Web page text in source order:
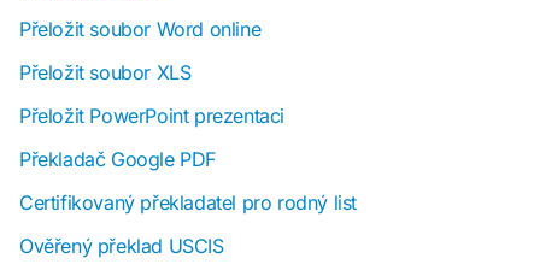
Přeložit soubor Word online
Přeložit soubor XLS
Přeložit PowerPoint prezentaci
Překladač Google PDF
Certifikovaný překladatel pro rodný list
Ověřený překlad USCIS